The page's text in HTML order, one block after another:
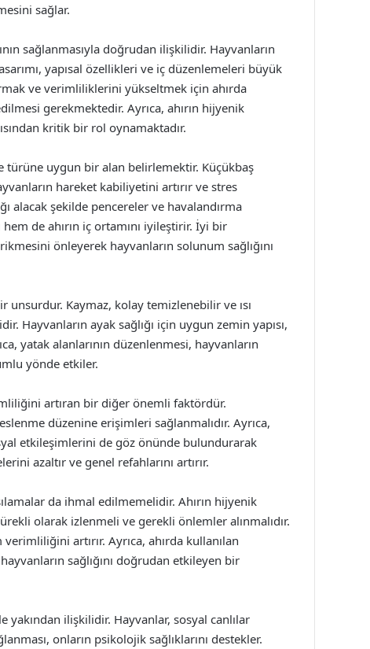
sağlar.
sağlanmasıyla doğrudan ilişkilidir. Hayvanların
yapısal özellikleri ve iç düzenlemeleri büyük
ve verimliliklerini yükseltmek için ahırda
gerekmektedir. Ayrıca, ahırın hijyenik
kritik bir rol oynamaktadır.
türüne uygun bir alan belirlemektir. Küçükbaş
hareket kabiliyetini artırır ve stres
alacak şekilde pencereler ve havalandırma
de ahırın iç ortamını iyileştirir. İyi bir
önleyerek hayvanların solunum sağlığını
unsurdur. Kaymaz, kolay temizlenebilir ve ısı
Hayvanların ayak sağlığı için uygun zemin yapısı,
yatak alanlarının düzenlenmesi, hayvanların
yönde etkiler.
artıran bir diğer önemli faktördür.
düzenine erişimleri sağlanmalıdır. Ayrıca,
etkileşimlerini de göz önünde bulundurarak
azaltır ve genel refahlarını artırır.
da ihmal edilmemelidir. Ahırın hijyenik
olarak izlenmeli ve gerekli önlemler alınmalıdır.
artırır. Ayrıca, ahırda kullanılan
sağlığını doğrudan etkileyen bir
yakından ilişkilidir. Hayvanlar, sosyal canlılar
onların psikolojik sağlıklarını destekler.